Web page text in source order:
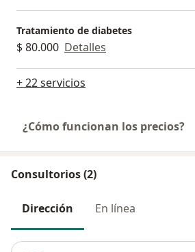
Tratamiento de diabetes
$ 80.000 Detalles
+ 22 servicios
¿Cómo funcionan los precios?
Consultorios (2)
Dirección En línea